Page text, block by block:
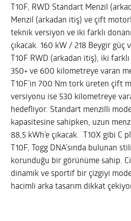
T10F, RWD Standart Menzil
Menzil (arkadan itiş) ve çift
teknik versiyon ve iki farklı
çıkacak. 160 kW / 218 Beygir
T10F RWD (arkadan itiş), iki
350+ ve 600 kilometreye varan
T10F’in 700 Nm tork üreten çift
versiyonu ise 530 kilometreye
hedefliyor. Standart menzilli
kapasitesine sahipken, uzun
88,5 kWh’e çıkacak. T10X gibi C
T10F, Togg DNA’sında bulunan
korunduğu bir görünüme sahip.
dinamik ve sportif bir çizgiyi
hacimli arka tasarım dikkat